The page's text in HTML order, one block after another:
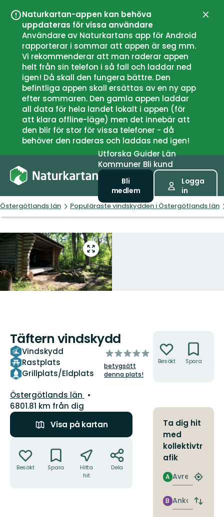
Naturkartan-appen kan behöva
uppdateras för vissa användare
Användare av Naturkartans app för Android
rapporterar i sommar att appen är seg mm.
Vi rekommenderar att man raderar appen
helt från sin telefon i så fall och laddar ned
igen! Då skall den fungera bättre. Den
befintliga appen skall ersättas av en ny app
efter sommaren. Den gamla appen laddar
all data för hela landet lokalt i appen (för
att klara offline-läge) men det innebär att
den blir för stor för vissa telefoner - då
behöver den raderas och laddas ned igen!
UtforskaGuiderLän
Kommuner Bli kund
Bli
medlem
Logga
in
Östergötlands län Populäraste vindskydden i Östergötlands län
Gå
till
helskärmsläge
Täftern vindskydd
Vindskydd
Rastplats
Grillplats/Eldplats
av
5
stjärnor
betygsätt
denna plats!
Län:
Östergötlands län
6801.81 km från dig
Visa på kartan
Besökt Spara
Hitta
hit
Dela
Besökt Spara
Ta dig hit
med
kollektivtr
afik
Avresa
A
Hitta
Ankomst
B
Byt